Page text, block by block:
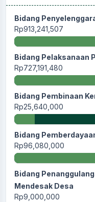
Bidang
Rp913,241,507
Bidang Pelaksanaan
Rp727,191,480
Bidang Pembinaan
Rp25,640,000
Bidang
Rp96,080,000
Bidang
Mendesak Desa
Rp9,000,000